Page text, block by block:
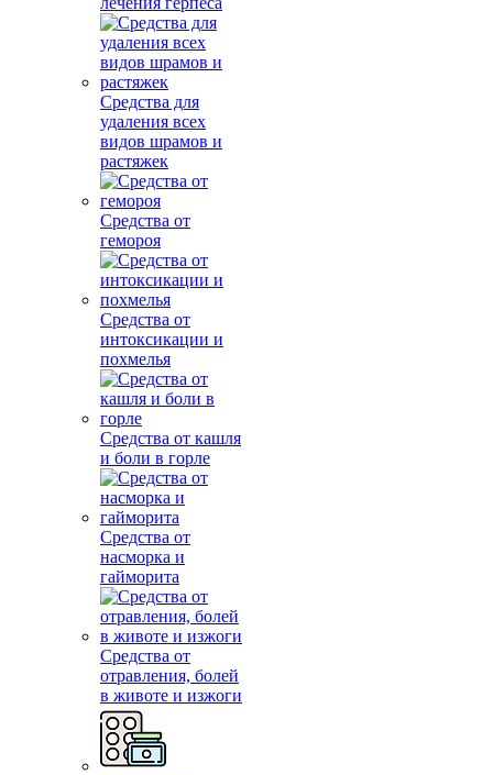
Средства для
удаления всех
видов шрамов и
растяжек
Средства от
гемороя
Средства от
интоксикации и
похмелья
Средства от кашля
и боли в горле
Средства от
насморка и
гайморита
Средства от
отравления, болей
в животе и изжоги